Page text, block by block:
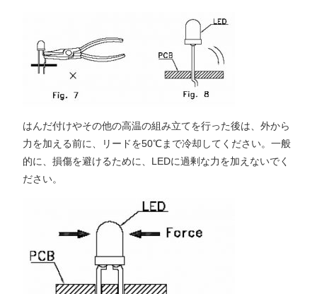
はんだ付けやその他の高温の組み立てを行った後は、外から
力を加える前に、リードを50℃まで冷却してください。一般
的に、損傷を避けるために、LEDに過剰な力を加えないでく
ださい。